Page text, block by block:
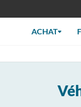
ACHAT